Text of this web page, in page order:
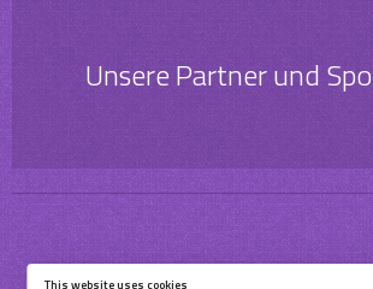
Unsere Partner und
This website uses cookies